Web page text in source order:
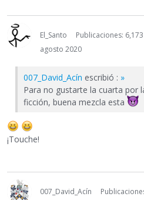
El_Santo
Publicaciones: 6,173
agosto 2020
007_David_Acín escribió : »
Para no gustarte la cuarta por
ficción, buena mezcla esta
¡Touche!
007_David_Acín